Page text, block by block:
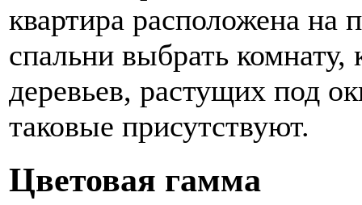
квартира расположена на
спальни выбрать комнату,
деревьев, растущих под
таковые присутствуют.
Цветовая гамма